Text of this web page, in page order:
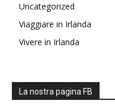
Uncategorized
Viaggiare in Irlanda
Vivere in Irlanda
La nostra pagina FB